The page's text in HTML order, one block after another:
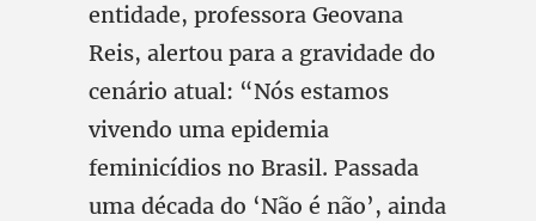
entidade, professora Geovana
Reis, alertou para a gravidade do
cenário atual: “Nós estamos
vivendo uma epidemia
feminicídios no Brasil. Passada
uma década do ‘Não é não’, ainda